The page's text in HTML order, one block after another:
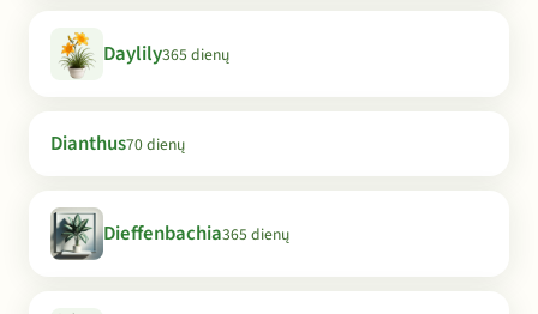
Daylily365 dienų
Dianthus70 dienų
Dieffenbachia365 dienų